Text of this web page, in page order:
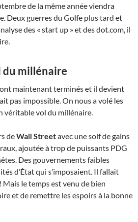
de la même année viendra
Deux guerres du Golfe plus tard et
des « start up » et des dot.com, il
millénaire
maintenant terminés et il devient
pas impossible. On nous a volé les
véritable vol du millénaire.
deWall Streetavec une soif de gains
ajoutée à trop de puissants PDG
Des gouvernements faibles
d’État qui s’imposaient. Il fallait
le temps est venu de bien
et de remettre les espoirs à la bonne